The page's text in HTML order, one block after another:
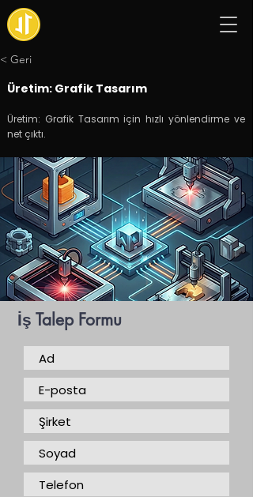
< Geri
Üretim: Grafik Tasarım
Üretim: Grafik Tasarım için hızlı yönlendirme ve
net çıktı.
İş Talep Formu